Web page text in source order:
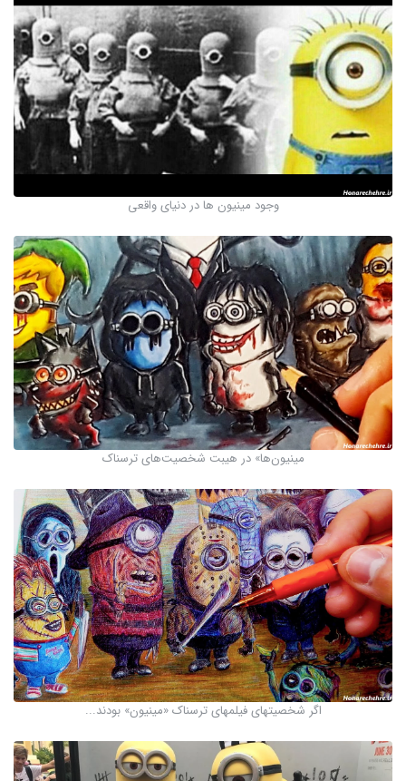
وجود مینیون ها در دنیای واقعی
مینیون‌ها» در هیبت شخصیت‌های ترسناک
اگر شخصیتهای فیلمهای ترسناک «مینیون» بودند...